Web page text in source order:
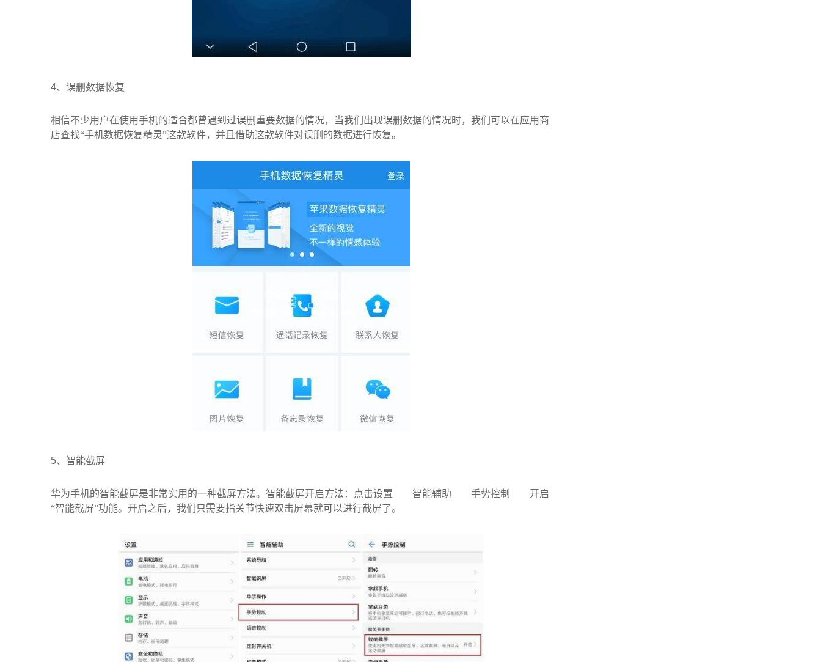
4、 误删数据恢复
相信不少用户在使用手机的适合都曾遇到过误删重要数据的情况，当我们出现误删数据的情况时，我们可以在应用商
店查找“手机数据恢复精灵”这款软件，并且借助这款软件对误删的数据进行恢复。
5、 智能截屏
华为手机的智能截屏是非常实用的一种截屏方法。智能截屏开启方法：点击设置——智能辅助——手势控制——开启
“智能截屏”功能。开启之后，我们只需要指关节快速双击屏幕就可以进行截屏了。